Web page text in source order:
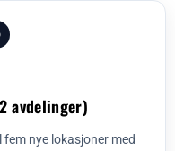
avdelinger)
nye lokasjoner med